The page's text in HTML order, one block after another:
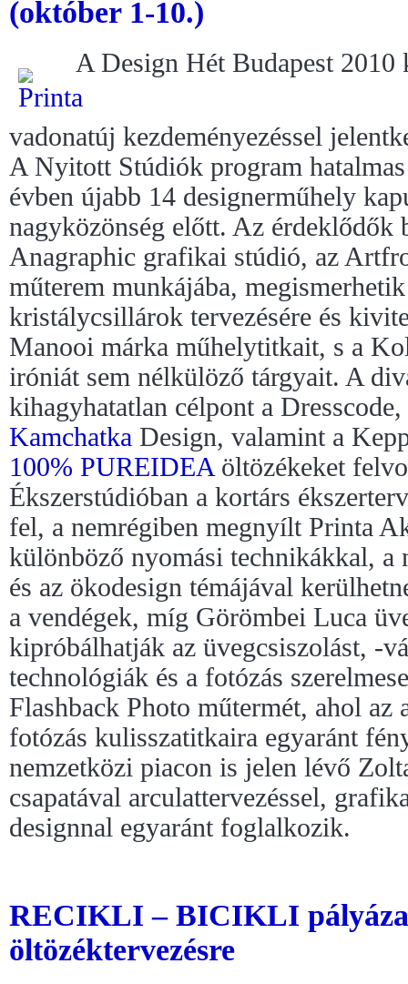
(október 1-10.)
A Design Hét Budapest 2010
vadonatúj kezdeményezéssel
A Nyitott Stúdiók program
évben újabb 14 designerműhely
nagyközönség előtt. Az érdeklődők
Anagraphic grafikai stúdió, az
műterem munkájába,
kristálycsillárok tervezésére és
Manooi márka műhelytitkait, s a
iróniát sem nélkülöző tárgyait. A
kihagyhatatlan célpont a
Kamchatka Design, valamint a
100% PUREIDEA öltözékeket
Ékszerstúdióban a kortárs
fel, a nemrégiben megnyílt Printa
különböző nyomási technikákkal, a
és az ökodesign témájával
a vendégek, míg Görömbei Luca
kipróbálhatják az üvegcsiszolást, -
technológiák és a fotózás
Flashback Photo műtermét, ahol az
fotózás kulisszatitkaira egyaránt
nemzetközi piacon is jelen lévő
csapatával arculattervezéssel,
designnal egyaránt foglalkozik.
RECIKLI – BICIKLI
öltözéktervezésre